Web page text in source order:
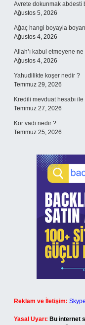
Avrete dokunmak abdesti
Ağustos 5, 2026
Ağaç hangi boyayla
Ağustos 4, 2026
Allah’ı kabul etmeyene
Ağustos 4, 2026
Yahudilikte koşer nedir ?
Temmuz 29, 2026
Kredili mevduat hesabı
Temmuz 27, 2026
Kör vadi nedir ?
Temmuz 25, 2026
Reklam ve İletişim:
Yasal Uyarı: Bu internet